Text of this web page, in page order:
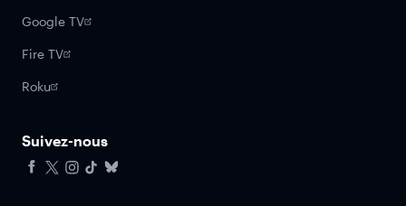
Google TV
Fire TV
Roku
Suivez-nous